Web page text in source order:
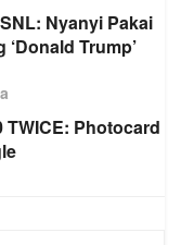
Nyanyi Pakai
Trump’
TWICE: Photocard